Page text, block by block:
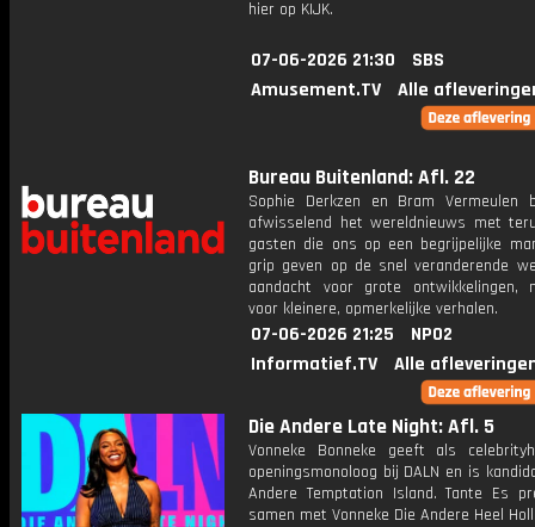
hier op KIJK.
07-06-2026 21:30
SBS
Amusement.TV
Alle
Bureau Buitenland: Afl. 22
Sophie Derkzen en Bram Vermeulen
afwisselend het wereldnieuws met
gasten die ons op een begrijpelijke
grip geven op de snel veranderende
aandacht voor grote ontwikkelingen,
voor kleinere, opmerkelijke verhalen.
07-06-2026 21:25
NPO2
Informatief.TV
Alle
Die Andere Late Night: Afl. 5
Vonneke Bonneke geeft als
openingsmonoloog bij DALN en is
Andere Temptation Island. Tante Es
samen met Vonneke Die Andere Heel